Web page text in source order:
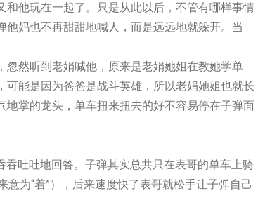
玩在一起了。只是从此以后，不管有哪样事情
妈也不再甜甜地喊人，而是远远地就躲开。当
听到老娟喊他，原来是老娟她姐在教她学单
能是因为爸爸是战斗英雄，所以老娟她姐也就长
掌的龙头，单车扭来扭去的好不容易停在子弹面
吐地回答。子弹其实总共只在表哥的单车上骑
为“着”），后来速度快了表哥就松手让子弹自己